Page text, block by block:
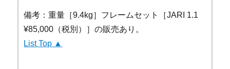
備考：重量［9.4kg］フレームセット［JARI 1.1
¥85,000（税別）］の販売あり。
List Top ▲